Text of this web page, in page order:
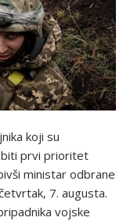
koji su
biti prvi prioritet
ministar odbrane
7. augusta.
vojske